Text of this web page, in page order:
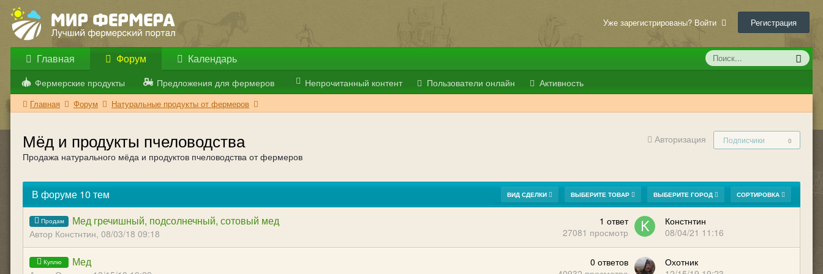
Уже зарегистрированы? Войти Регистрация
Главная Форум
Фермерские продукты Предложения для фермеров Непрочитанный контент Пользователи онлайн Активность
Календарь
Главная Форум Натуральные продукты от фермеров
Мёд и продукты пчеловодства Авторизация Подписчики 0
Продажа натурального мёда и продуктов пчеловодства от фермеров
В форуме 10 тем СОРТИРОВКА
ВЫБЕРИТЕ ГОРОД
ВЫБЕРИТЕ ТОВАР
ВИД СДЕЛКИ
Мед гречишный, подсолнечный, сотовый мед
Автор Констнтин, 08/03/18 09:18
1 ответ
27081 просмотр
Констнтин
08/04/21 11:16
Мед 0 ответов
Охотник